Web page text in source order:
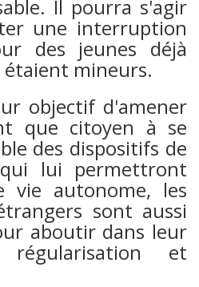
Il pourra s'agir
une interruption
des jeunes déjà
étaient mineurs.
objectif d'amener
que citoyen à se
des dispositifs de
lui permettront
vie autonome, les
sont aussi
aboutir dans leur
et